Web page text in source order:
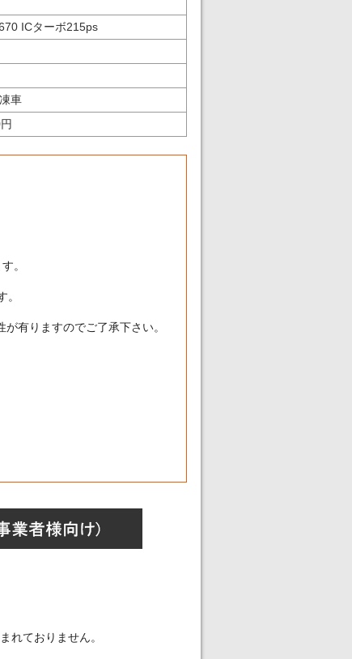
ICターボ215ps
車
。
有りますのでご了承下さい。
れておりません。